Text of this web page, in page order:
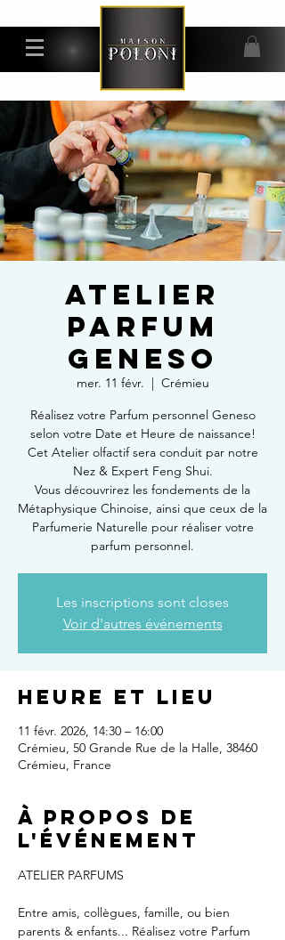
ATELIER
PARFUM
GENESO
mer. 11 févr.
  |
Crémieu
Réalisez votre Parfum personnel Geneso
selon votre Date et Heure de naissance!
Cet Atelier olfactif sera conduit par notre
Nez & Expert Feng Shui.
Vous découvrirez les fondements de la
Métaphysique Chinoise, ainsi que ceux de la
Parfumerie Naturelle pour réaliser votre
parfum personnel.
Les inscriptions sont closes
Voir d'autres événements
Heure et lieu
11 févr. 2026, 14:30 – 16:00
Crémieu, 50 Grande Rue de la Halle, 38460
Crémieu, France
À propos de
l'événement
ATELIER PARFUMS
Entre amis, collègues, famille, ou bien
parents & enfants... Réalisez votre Parfum